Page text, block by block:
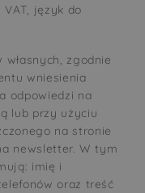
język do
zgodnie
wniesienia
odpowiedzi na
lub przy użyciu
na stronie
newsletter. W tym
imię i
oraz treść